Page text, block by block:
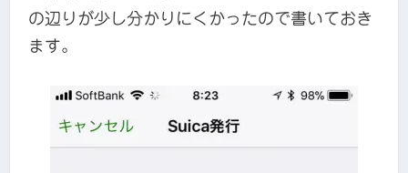
の辺りが少し分かりにくかったので書いておき
ます。